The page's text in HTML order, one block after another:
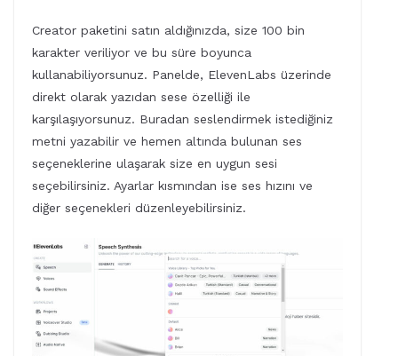
Creator paketini satın aldığınızda, size 100 bin
karakter veriliyor ve bu süre boyunca
kullanabiliyorsunuz. Panelde, ElevenLabs üzerinde
direkt olarak yazıdan sese özelliği ile
karşılaşıyorsunuz. Buradan seslendirmek istediğiniz
metni yazabilir ve hemen altında bulunan ses
seçeneklerine ulaşarak size en uygun sesi
seçebilirsiniz. Ayarlar kısmından ise ses hızını ve
diğer seçenekleri düzenleyebilirsiniz.